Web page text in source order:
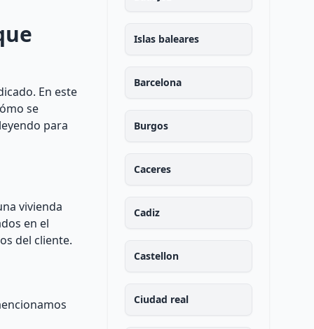
En este
se
para
vivienda
en el
del cliente.
Islas baleares
Barcelona
Burgos
Caceres
Cadiz
Castellon
Ciudad real